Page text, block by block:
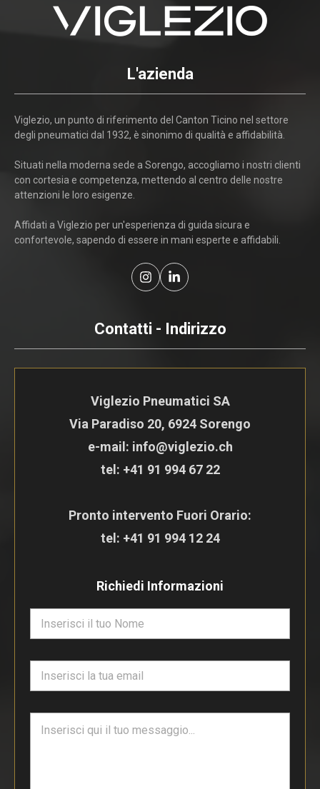
L'azienda
Viglezio, un punto di riferimento del Canton Ticino nel settore
degli pneumatici dal 1932, è sinonimo di qualità e affidabilità.
Situati nella moderna sede a Sorengo, accogliamo i nostri clienti
con cortesia e competenza, mettendo al centro delle nostre
attenzioni le loro esigenze.
Affidati a Viglezio per un'esperienza di guida sicura e
confortevole, sapendo di essere in mani esperte e affidabili.
Contatti - Indirizzo
Viglezio Pneumatici SA
Via Paradiso 20, 6924 Sorengo
e-mail: info@viglezio.ch
tel: +41 91 994 67 22
Pronto intervento Fuori Orario:
tel: +41 91 994 12 24
Richiedi Informazioni
m
a